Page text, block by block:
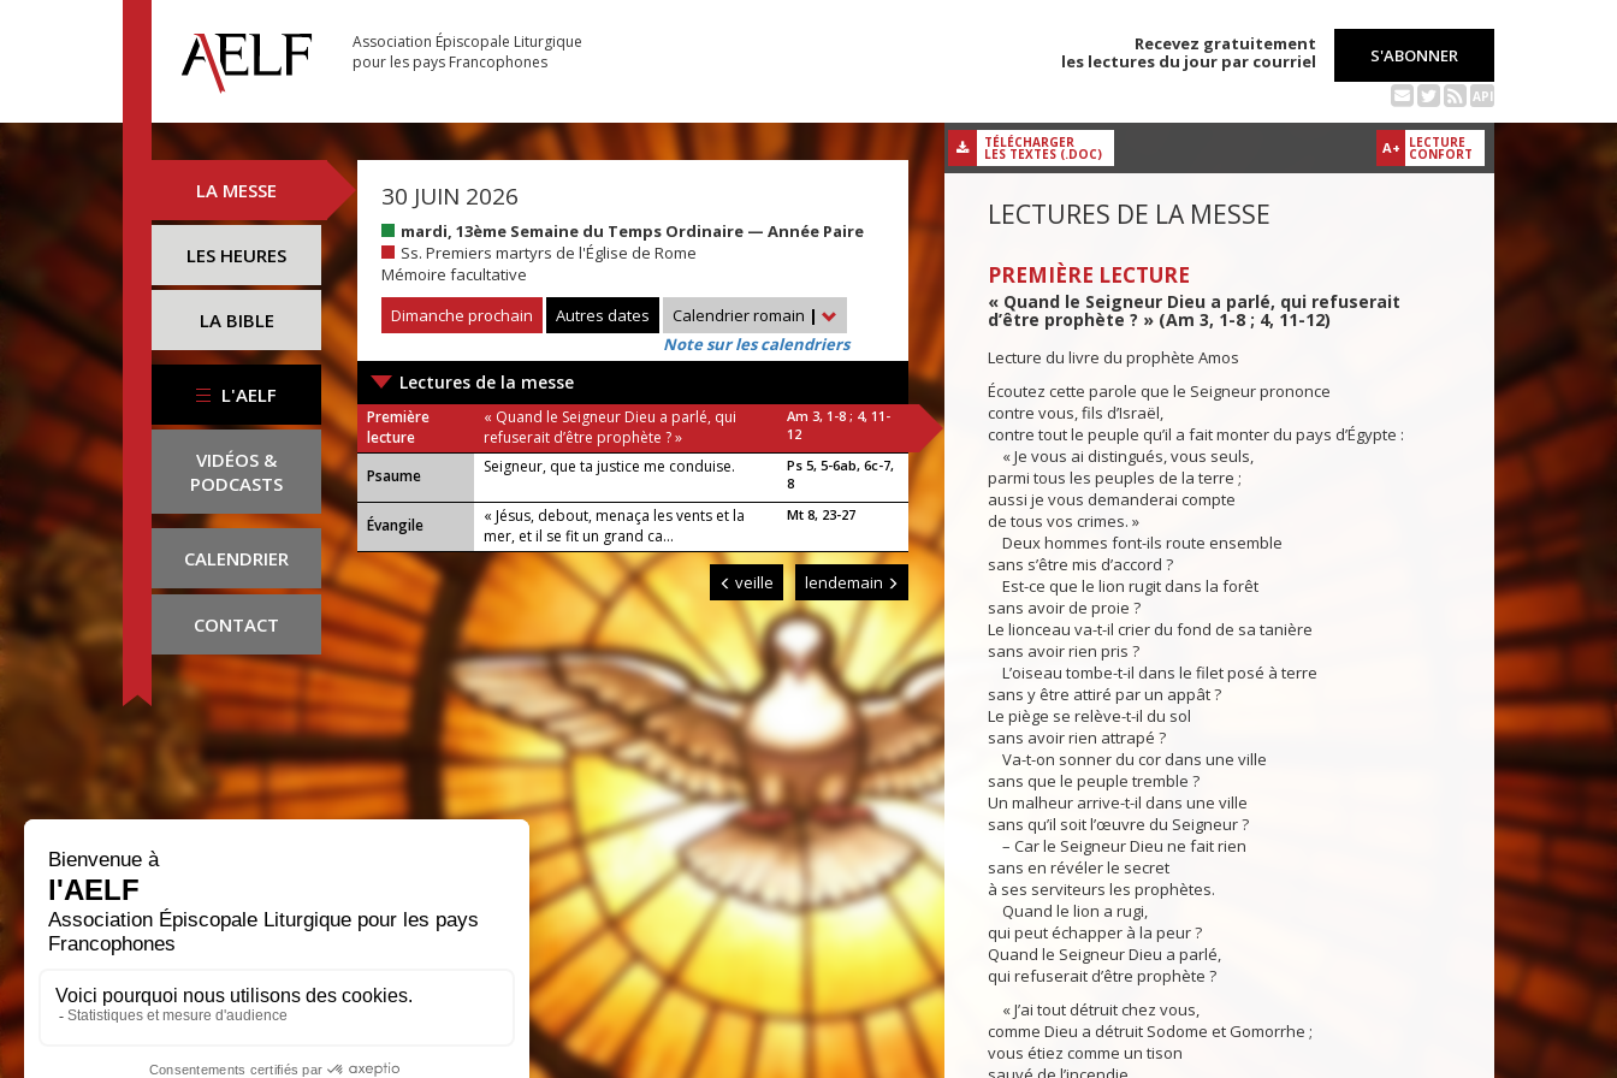
Association Épiscopale Liturgique
pour les pays Francophones
Recevez gratuitement
les lectures du jour par courriel
S'ABONNER
API
LA MESSE
LES HEURES
LA BIBLE
L'AELF
VIDÉOS &
PODCASTS
CALENDRIER
CONTACT
30 JUIN 2026
mardi, 13ème Semaine du Temps Ordinaire — Année Paire
Ss. Premiers martyrs de l'Église de Rome
Mémoire facultative
Dimanche prochain
Autres dates Calendrier romain |
Note sur les calendriers
Lectures de la messe
Première
lecture
« Quand le Seigneur Dieu a parlé, qui
refuserait d’être prophète ? »
Am 3, 1-8 ; 4, 11-
12
Psaume Seigneur, que ta justice me conduise.
Ps 5, 5-6ab, 6c-7,
8
Évangile
« Jésus, debout, menaça les vents et la
mer, et il se fit un grand ca...
Mt 8, 23-27
veille lendemain
A+ LECTURE
CONFORT
TÉLÉCHARGER
LES TEXTES (.DOC)
LECTURES DE LA MESSE
PREMIÈRE LECTURE
« Quand le Seigneur Dieu a parlé, qui refuserait
d’être prophète ? » (Am 3, 1-8 ; 4, 11-12)
Lecture du livre du prophète Amos
Écoutez cette parole que le Seigneur prononce
contre vous, fils d’Israël,
contre tout le peuple qu’il a fait monter du pays d’Égypte :
« Je vous ai distingués, vous seuls,
parmi tous les peuples de la terre ;
aussi je vous demanderai compte
de tous vos crimes. »
Deux hommes font-ils route ensemble
sans s’être mis d’accord ?
Est-ce que le lion rugit dans la forêt
sans avoir de proie ?
Le lionceau va-t-il crier du fond de sa tanière
sans avoir rien pris ?
L’oiseau tombe-t-il dans le filet posé à terre
sans y être attiré par un appât ?
Le piège se relève-t-il du sol
sans avoir rien attrapé ?
Va-t-on sonner du cor dans une ville
sans que le peuple tremble ?
Un malheur arrive-t-il dans une ville
sans qu’il soit l’œuvre du Seigneur ?
– Car le Seigneur Dieu ne fait rien
sans en révéler le secret
à ses serviteurs les prophètes.
Quand le lion a rugi,
qui peut échapper à la peur ?
Quand le Seigneur Dieu a parlé,
qui refuserait d’être prophète ?
« J’ai tout détruit chez vous,
comme Dieu a détruit Sodome et Gomorrhe ;
vous étiez comme un tison